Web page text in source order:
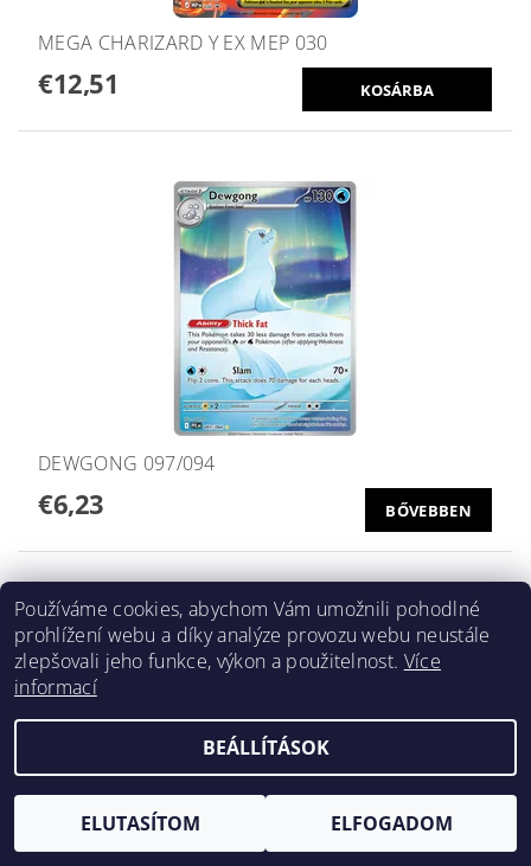
MEGA CHARIZARD Y EX MEP 030
€12,51
DEWGONG 097/094
€6,23 BŐVEBBEN
Používáme cookies, abychom Vám umožnili pohodlné
prohlížení webu a díky analýze provozu webu neustále
zlepšovali jeho funkce, výkon a použitelnost. Více
informací
BEÁLLÍTÁSOK
ELUTASÍTOM ELFOGADOM